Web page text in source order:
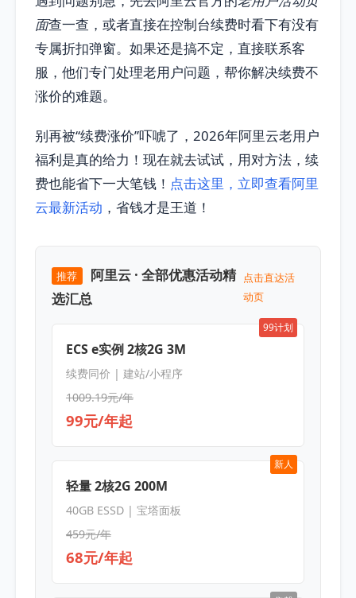
面查一查，或者直接在控制台续费时看下有没有
专属折扣弹窗。如果还是搞不定，直接联系客
服，他们专门处理老用户问题，帮你解决续费不
涨价的难题。
别再被“续费涨价”吓唬了，2026年阿里云老用户
福利是真的给力！现在就去试试，用对方法，续
费也能省下一大笔钱！ 点击这里，立即查看阿里
云最新活动 ，省钱才是王道！
推荐
阿里云 · 全部优惠活动精
选汇总
点击直达活
动页
99计划
ECS e实例 2核2G 3M
续费同价 | 建站/小程序
1009.19元/年
99元/年起
新人
轻量 2核2G 200M
40GB ESSD | 宝塔面板
459元/年
68元/年起